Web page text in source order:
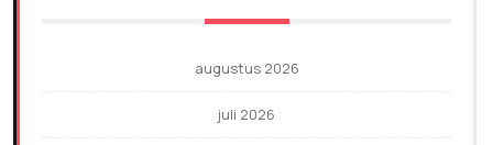
augustus 2026
juli 2026